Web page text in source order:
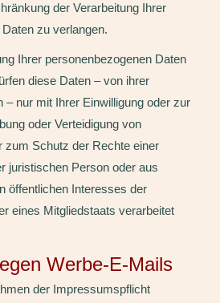
der Verarbeitung Ihrer
zu verlangen.
Ihrer personenbezogenen Daten
diese Daten – von ihrer
– nur mit Ihrer Einwilligung oder zur
oder Verteidigung von
zum Schutz der Rechte einer
juristischen Person oder aus
öffentlichen Interesses der
eines Mitgliedstaats verarbeitet
Werbe-E-Mails
der Impressumspflicht